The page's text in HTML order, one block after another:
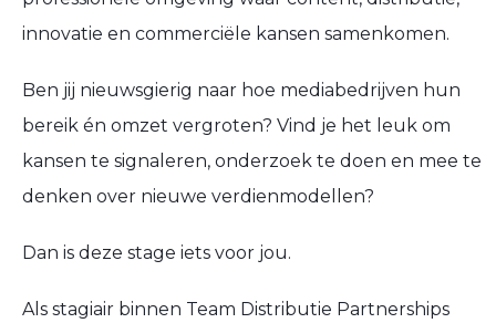
innovatie en commerciële kansen samenkomen.
Ben jij nieuwsgierig naar hoe mediabedrijven hun
bereik én omzet vergroten? Vind je het leuk om
kansen te signaleren, onderzoek te doen en mee te
denken over nieuwe verdienmodellen?
Dan is deze stage iets voor jou.
Als stagiair binnen Team Distributie Partnerships